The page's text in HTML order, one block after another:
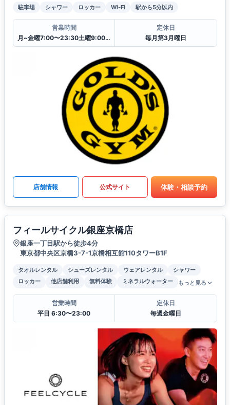
駐車場 シャワー ロッカー Wi-Fi 駅から5分以内
営業時間
月~金曜7:00〜23:30土曜9:00〜23:30
定休日
毎月第3月曜日
店舗情報 公式サイト 体験・相談予約
フィールサイクル銀座京橋店
銀座一丁目駅から徒歩4分
東京都中央区京橋3-7-1京橋相互館110タワーB1F
タオルレンタル シューズレンタル ウェアレンタル
シャワー
ロッカー
他店舗利用 無料体験 ミネラルウォーター もっと見る
営業時間
平日 6:30〜23:00
定休日
毎週金曜日